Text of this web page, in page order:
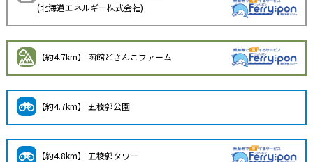
(北海道エネルギー株式会社)
【約4.7km】 函館どさんこファーム
【約4.7km】 五稜郭公園
【約4.8km】 五稜郭タワー